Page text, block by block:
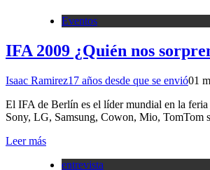
Eventos
IFA 2009 ¿Quién nos
Isaac Ramirez17 años desde que se envió01
El IFA de Berlín es el líder mundial en la
Sony, LG, Samsung, Cowon, Mio, TomTom
Leer más
entrevista